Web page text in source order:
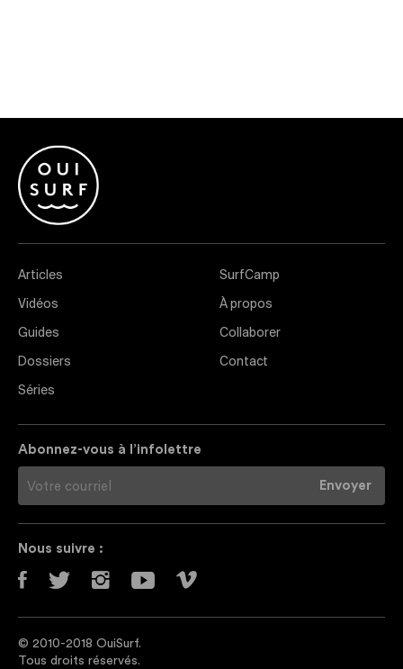
Articles
Vidéos
Guides
Dossiers
Séries
SurfCamp
À propos
Collaborer
Contact
Abonnez-vous à l’infolettre
Nous suivre :
© 2010-2018 OuiSurf.
Tous droits réservés.